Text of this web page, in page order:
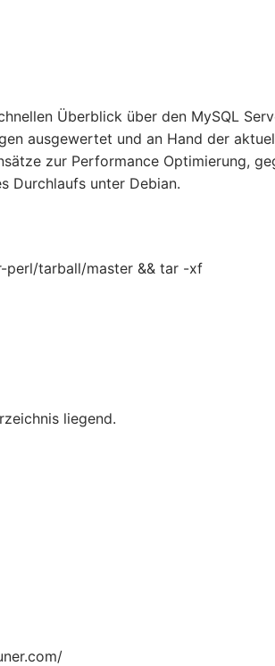
Überblick über den MySQL
ausgewertet und an Hand der
zur Performance Optimierung,
Durchlaufs unter Debian.
perl/tarball/master && tar -xf
liegend.